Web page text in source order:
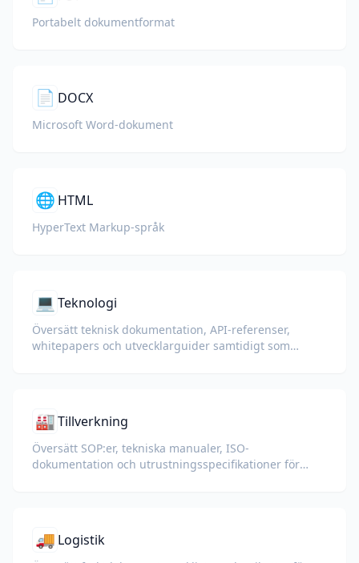
Portabelt dokumentformat
📄 DOCX
Microsoft Word-dokument
🌐 HTML
HyperText Markup-språk
💻 Teknologi
Översätt teknisk dokumentation, API-referenser,
whitepapers och utvecklarguider samtidigt som
🏭Tillverkning
Översätt SOP:er, tekniska manualer, ISO-
dokumentation och utrustningsspecifikationer för
🚚 Logistik